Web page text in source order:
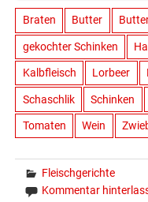
Braten Butter
gekochter Schinken
Kalbfleisch Lorbeer
Schaschlik Schinken
Tomaten Wein
Fleischgerichte
Kommentar